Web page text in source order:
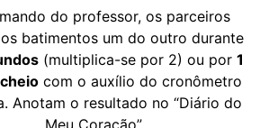
do professor, os parceiros
batimentos um do outro durante
(multiplica-se por 2) ou por 1
com o auxílio do cronômetro
Anotam o resultado no “Diário do
Meu Coração”.